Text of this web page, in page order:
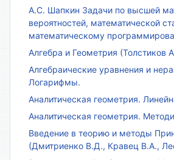
А.С. Шапкин Задачи по высшей
вероятностей, математической
математическому
Алгебра и Геометрия (Толстиков
Алгебраические уравнения и
Логарифмы.
Аналитическая геометрия.
Аналитическая геометрия.
Введение в теорию и методы
(Дмитриенко В.Д., Кравец В.А.,